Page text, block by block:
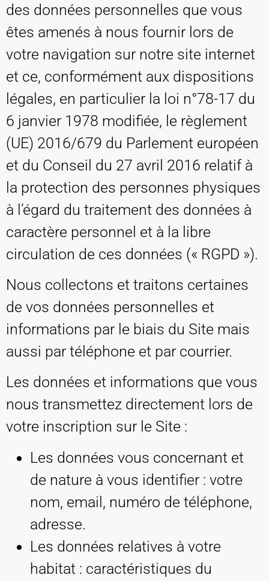
des données personnelles que vous
êtes amenés à nous fournir lors de
votre navigation sur notre site internet
et ce, conformément aux dispositions
légales, en particulier la loi n°78-17 du
6 janvier 1978 modifiée, le règlement
(UE) 2016/679 du Parlement européen
et du Conseil du 27 avril 2016 relatif à
la protection des personnes physiques
à l’égard du traitement des données à
caractère personnel et à la libre
circulation de ces données (« RGPD »).
Nous collectons et traitons certaines
de vos données personnelles et
informations par le biais du Site mais
aussi par téléphone et par courrier.
Les données et informations que vous
nous transmettez directement lors de
votre inscription sur le Site :
Les données vous concernant et
de nature à vous identifier : votre
nom, email, numéro de téléphone,
adresse.
Les données relatives à votre
habitat : caractéristiques du